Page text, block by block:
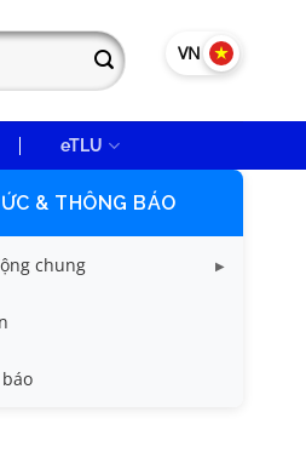
VN EN
eTLU
& THÔNG BÁO
chung
tác sinh viên
tạo